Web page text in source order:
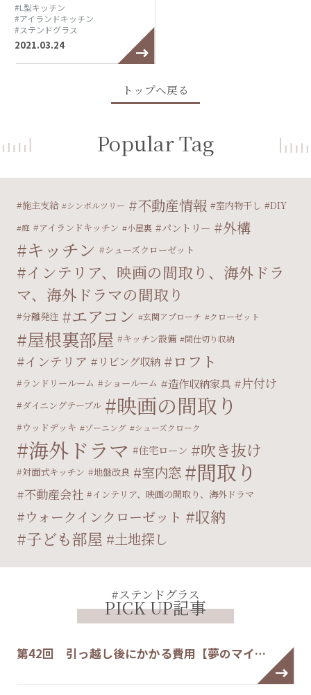
#L型キッチン
#アイランドキッチン
#ステンドグラス
2021.03.24
トップへ戻る
Popular Tag
施主支給 シンボルツリー 不動産情報 室内物干し DIY
庭 アイランドキッチン 小屋裏 パントリー 外構
キッチン シューズクローゼット
インテリア、映画の間取り、海外ドラ
マ、海外ドラマの間取り
分離発注 エアコン 玄関アプローチ クローゼット
屋根裏部屋 キッチン設備 間仕切り収納
インテリア リビング収納 ロフト
ランドリールーム ショールーム 造作収納家具 片付け
ダイニングテーブル 映画の間取り
ウッドデッキ ゾーニング シューズクローク
海外ドラマ 住宅ローン 吹き抜け
対面式キッチン 地盤改良 室内窓 間取り
不動産会社 インテリア、映画の間取り、海外ドラマ
ウォークインクローゼット
収納
子ども部屋
土地探し
#ステンドグラス
PICK UP記事
第42回 引っ越し後にかかる費用【夢のマイ…